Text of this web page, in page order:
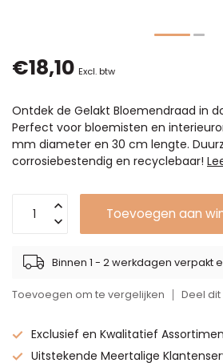
€18,10 Excl. btw
Ontdek de Gelakt Bloemendraad in
Perfect voor bloemisten en
mm diameter en 30 cm lengte.
corrosiebestendig en recyclebaar!
Toevoegen aan
Binnen 1 - 2 werkdagen verpakt
Toevoegen om te vergelijken Deel
Exclusief en Kwalitatief
Uitstekende Meertalige